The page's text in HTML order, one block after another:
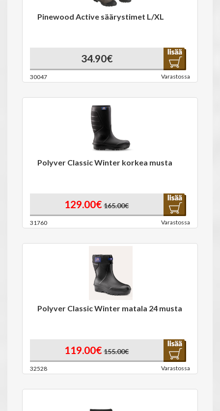
Pinewood Active säärystimet L/XL
34.90€
30047 Varastossa
Polyver Classic Winter korkea musta
129.00€ 165.00€
31760 Varastossa
Polyver Classic Winter matala 24 musta
119.00€ 155.00€
32528 Varastossa